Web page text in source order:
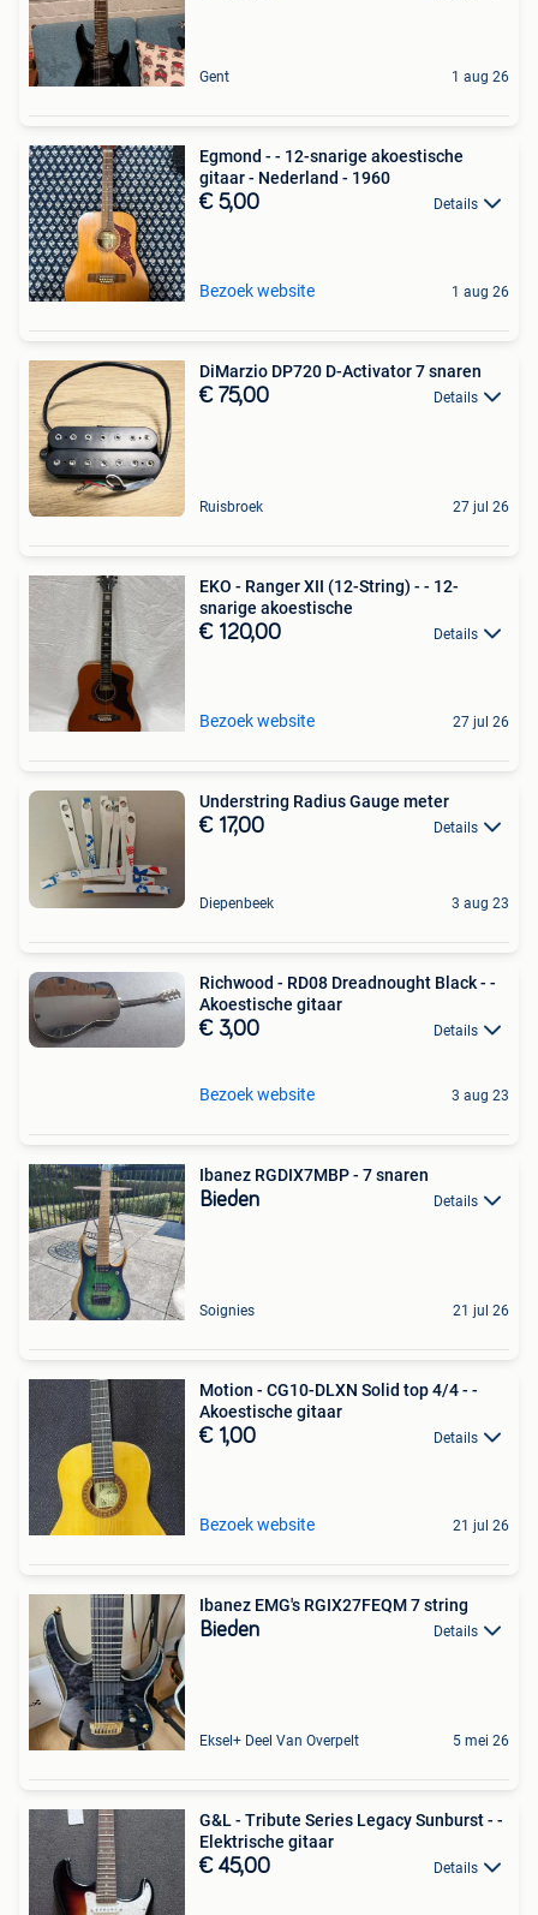
Gent 1 aug 26
Egmond - - 12-snarige akoestische
gitaar - Nederland - 1960
€ 5,00 Details
Bezoek website 1 aug 26
DiMarzio DP720 D-Activator 7 snaren
€ 75,00 Details
Ruisbroek 27 jul 26
EKO - Ranger XII (12-String) - - 12-
snarige akoestische
€ 120,00 Details
Bezoek website 27 jul 26
Understring Radius Gauge meter
€ 17,00 Details
Diepenbeek 3 aug 23
Richwood - RD08 Dreadnought Black - -
Akoestische gitaar
€ 3,00 Details
Bezoek website 3 aug 23
Ibanez RGDIX7MBP - 7 snaren
Bieden Details
Soignies 21 jul 26
Motion - CG10-DLXN Solid top 4/4 - -
Akoestische gitaar
€ 1,00 Details
Bezoek website 21 jul 26
Ibanez EMG's RGIX27FEQM 7 string
Bieden Details
Eksel+ Deel Van Overpelt 5 mei 26
G&L - Tribute Series Legacy Sunburst - -
Elektrische gitaar
€ 45,00 Details